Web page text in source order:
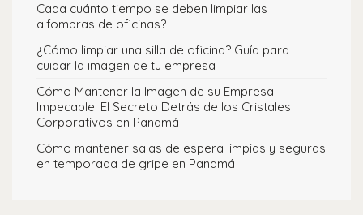
Cada cuánto tiempo se deben limpiar las
alfombras de oficinas?
¿Cómo limpiar una silla de oficina? Guía para
cuidar la imagen de tu empresa
Cómo Mantener la Imagen de su Empresa
Impecable: El Secreto Detrás de los Cristales
Corporativos en Panamá
Cómo mantener salas de espera limpias y seguras
en temporada de gripe en Panamá